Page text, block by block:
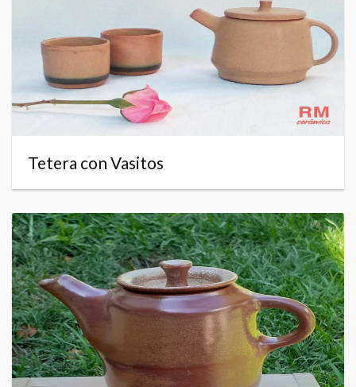
Tetera con Vasitos